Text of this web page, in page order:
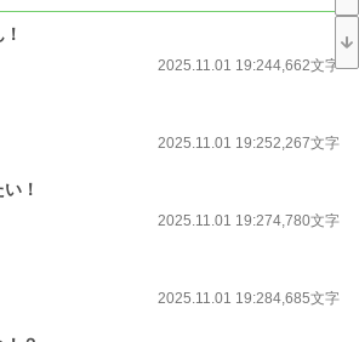
2025.11.01 19:244,662文字
2025.11.01 19:252,267文字
！
2025.11.01 19:274,780文字
2025.11.01 19:284,685文字